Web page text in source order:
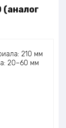
210 мм
20–60 мм